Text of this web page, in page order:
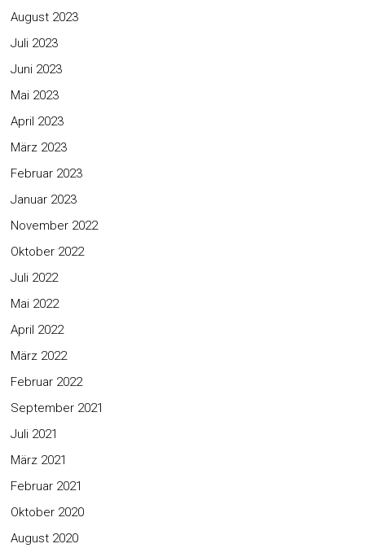
August 2023
Juli 2023
Juni 2023
Mai 2023
April 2023
März 2023
Februar 2023
Januar 2023
November 2022
Oktober 2022
Juli 2022
Mai 2022
April 2022
März 2022
Februar 2022
September 2021
Juli 2021
März 2021
Februar 2021
Oktober 2020
August 2020